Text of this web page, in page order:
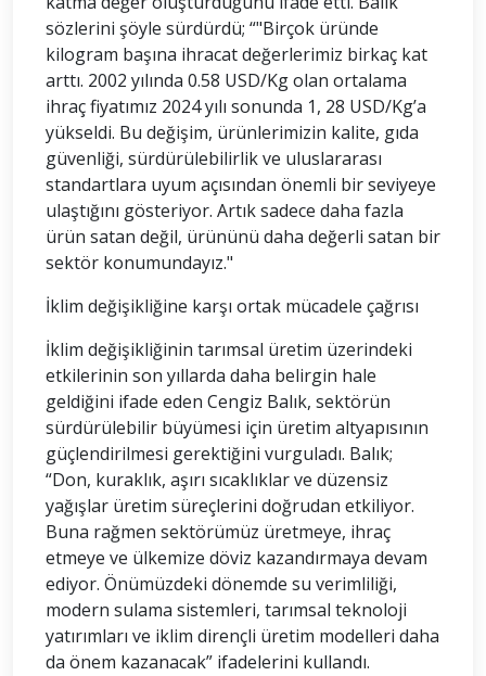
sözlerini şöyle sürdürdü; “"Birçok üründe
kilogram başına ihracat değerlerimiz birkaç kat
arttı. 2002 yılında 0.58 USD/Kg olan ortalama
ihraç fiyatımız 2024 yılı sonunda 1, 28 USD/Kg’a
yükseldi. Bu değişim, ürünlerimizin kalite, gıda
güvenliği, sürdürülebilirlik ve uluslararası
standartlara uyum açısından önemli bir seviyeye
ulaştığını gösteriyor. Artık sadece daha fazla
ürün satan değil, ürününü daha değerli satan bir
sektör konumundayız."
İklim değişikliğine karşı ortak mücadele çağrısı
İklim değişikliğinin tarımsal üretim üzerindeki
etkilerinin son yıllarda daha belirgin hale
geldiğini ifade eden Cengiz Balık, sektörün
sürdürülebilir büyümesi için üretim altyapısının
güçlendirilmesi gerektiğini vurguladı. Balık;
“Don, kuraklık, aşırı sıcaklıklar ve düzensiz
yağışlar üretim süreçlerini doğrudan etkiliyor.
Buna rağmen sektörümüz üretmeye, ihraç
etmeye ve ülkemize döviz kazandırmaya devam
ediyor. Önümüzdeki dönemde su verimliliği,
modern sulama sistemleri, tarımsal teknoloji
yatırımları ve iklim dirençli üretim modelleri daha
da önem kazanacak” ifadelerini kullandı.